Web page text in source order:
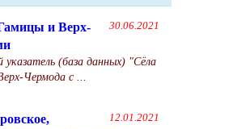
30.06.2021
и Верх-
указатель (база данных) "Сёла
Чермода с ...
12.01.2021